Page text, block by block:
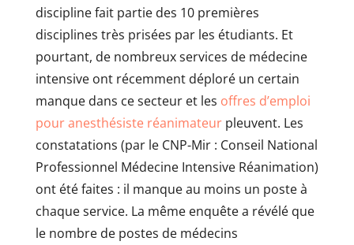
discipline fait partie des 10 premières
disciplines très prisées par les étudiants. Et
pourtant, de nombreux services de médecine
intensive ont récemment déploré un certain
manque dans ce secteur et les offres d’emploi
pour anesthésiste réanimateurpleuvent. Les
constatations (par le CNP-Mir : Conseil National
Professionnel Médecine Intensive Réanimation)
ont été faites : il manque au moins un poste à
chaque service. La même enquête a révélé que
le nombre de postes de médecins